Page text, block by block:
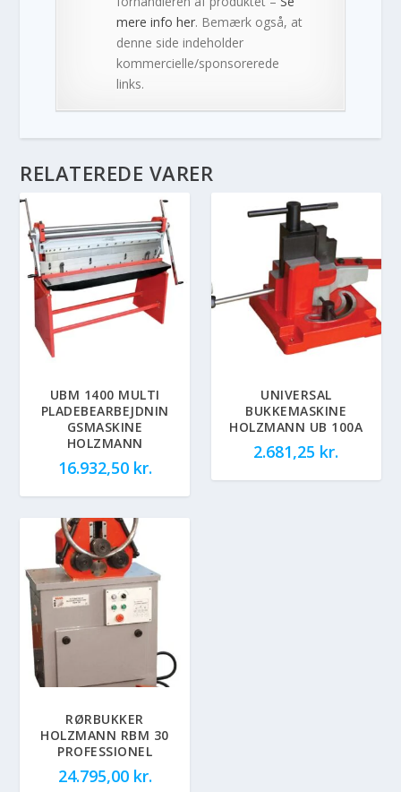
mere info her. Bemærk også, at
denne side indeholder
kommercielle/sponsorerede
links.
RELATEREDE VARER
UBM 1400 MULTI
PLADEBEARBEJDNIN
GSMASKINE
HOLZMANN
16.932,50 kr.
UNIVERSAL
BUKKEMASKINE
HOLZMANN UB 100A
2.681,25 kr.
RØRBUKKER
HOLZMANN RBM 30
PROFESSIONEL
24.795,00 kr.